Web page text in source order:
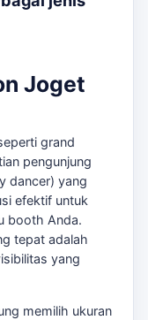
Joget
grand
pengunjung
dancer) yang
efektif untuk
booth Anda.
tepat adalah
yang
memilih ukuran